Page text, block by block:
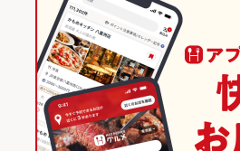
京都河原町駅 × 焼肉
京都 × 焼肉・ホルモン
京都 × 焼肉
京都の焼肉・ホルモンランキング
河原町・木屋町のグルメランキング
河原町・木屋町の焼肉・ホルモンラン